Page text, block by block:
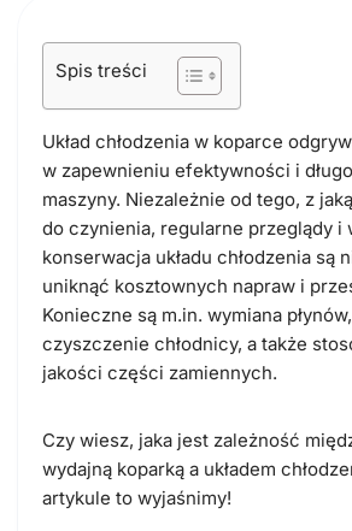
Spis treści
Układ chłodzenia w koparce
w zapewnieniu efektywności i
maszyny. Niezależnie od tego, z
do czynienia, regularne przeglądy i
konserwacja układu chłodzenia są
uniknąć kosztownych napraw i
Konieczne są m.in. wymiana
czyszczenie chłodnicy, a także
jakości części zamiennych.
Czy wiesz, jaka jest zależność
wydajną koparką a układem
artykule to wyjaśnimy!